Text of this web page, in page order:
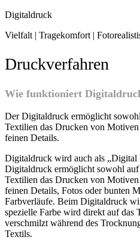
Digitaldruck
Vielfalt | Tragekomfort |
Druckverfahren
Wie funktioniert
Der Digitaldruck ermöglicht
Textilien das Drucken von
feinen Details.
Digitaldruck wird auch als „Digital
Digitaldruck ermöglicht sowohl
Textilien das Drucken von
feinen Details, Fotos oder bunten
Farbverläufe. Beim Digitaldruck
spezielle Farbe wird direkt auf das
verschmilzt während des
Textils.